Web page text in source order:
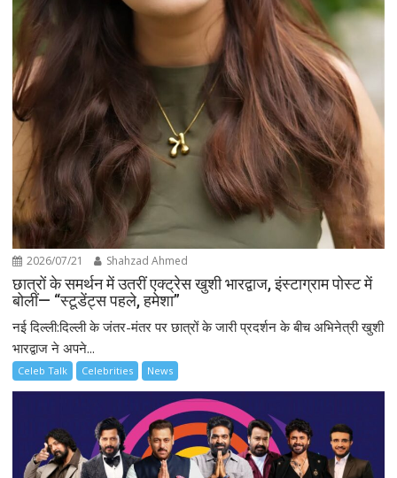
2026/07/21 Shahzad Ahmed
छात्रों के समर्थन में उतरीं एक्ट्रेस खुशी भारद्वाज, इंस्टाग्राम पोस्ट में
बोलीं— “स्टूडेंट्स पहले, हमेशा”
नई दिल्ली:दिल्ली के जंतर-मंतर पर छात्रों के जारी प्रदर्शन के बीच अभिनेत्री खुशी
भारद्वाज ने अपने...
Celeb Talk Celebrities News